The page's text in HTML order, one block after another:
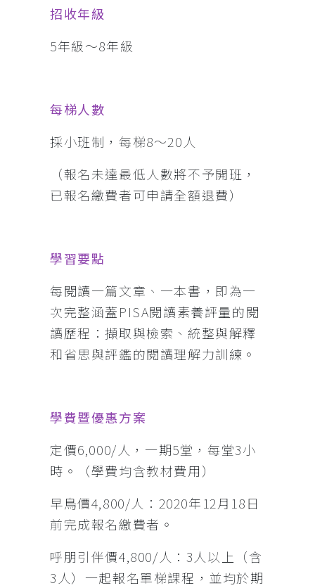
招收年級
5年級～8年級
每梯人數
採小班制，每梯8～20人
（報名未達最低人數將不予開班，
已報名繳費者可申請全額退費）
學習要點
每閱讀一篇文章、一本書，即為一
次完整涵蓋PISA閱讀素養評量的閱
讀歷程：擷取與檢索、統整與解釋
和省思與評鑑的閱讀理解力訓練。
學費暨優惠方案
定價6,000/人，一期5堂，每堂3小
時。（學費均含教材費用）
早鳥價4,800/人：2020年12月18日
前完成報名繳費者。
呼朋引伴價4,800/人：3人以上（含
3人）一起報名單梯課程，並均於期